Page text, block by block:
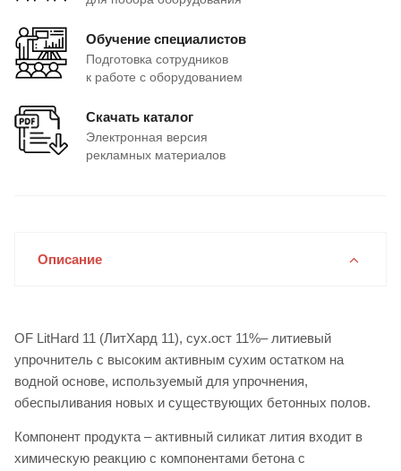
Обучение специалистов
Подготовка сотрудников
к работе с оборудованием
Скачать каталог
Электронная версия
рекламных материалов
Описание
OF LitHard 11 (ЛитХард 11), сух.ост 11%– литиевый
упрочнитель с высоким активным сухим остатком на
водной основе, используемый для упрочнения,
обеспыливания новых и существующих бетонных полов.
Компонент продукта – активный силикат лития входит в
химическую реакцию с компонентами бетона с